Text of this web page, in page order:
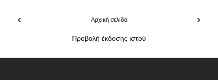
‹ ›
Αρχική σελίδα
Προβολή έκδοσης ιστού